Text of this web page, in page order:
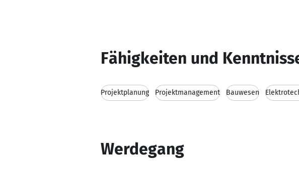
Fähigkeiten und
Projektplanung Projektmanagement Bauwesen
Werdegang